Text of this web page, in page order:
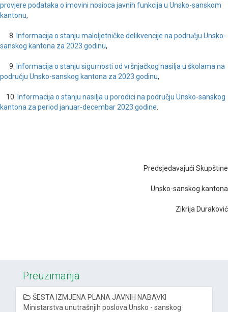
provjere podataka o imovini nosioca javnih funkcija u Unsko-sanskom
kantonu,
8.
Informacija o stanju maloljetničke delikvencije na području Unsko-
sanskog kantona za 2023.godinu,
9.
Informacija o stanju sigurnosti od vršnjačkog nasilja u školama na
području Unsko-sanskog kantona za 2023.godinu,
10.
Informacija o stanju nasilja u porodici na području Unsko-sanskog
kantona za period januar-decembar 2023.godine
Predsjedavajući Skupštine
Unsko-sanskog kantona
Zikrija Duraković
Preuzimanja
ŠESTA IZMJENA PLANA JAVNIH NABAVKI
Ministarstva unutrašnjih poslova Unsko - sanskog